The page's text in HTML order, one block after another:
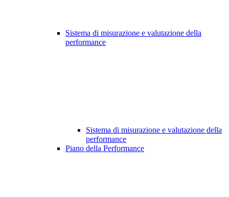
Sistema di misurazione e valutazione della
performance
Sistema di misurazione e valutazione della
performance
Piano della Performance